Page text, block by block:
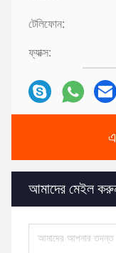
টেলিফোন:
ফ্যাক্স:
আমাদের মেইল